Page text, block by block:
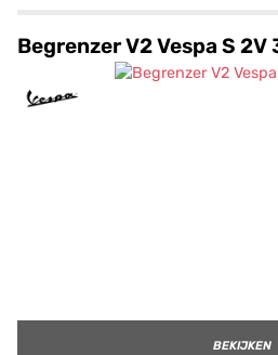
Begrenzer V2 Vespa S 2V
BEKIJKEN